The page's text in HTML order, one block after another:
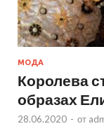
МОДА
Королева
образах
28.06.2020 - от